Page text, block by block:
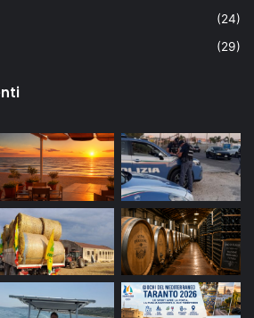
(24)
(29)